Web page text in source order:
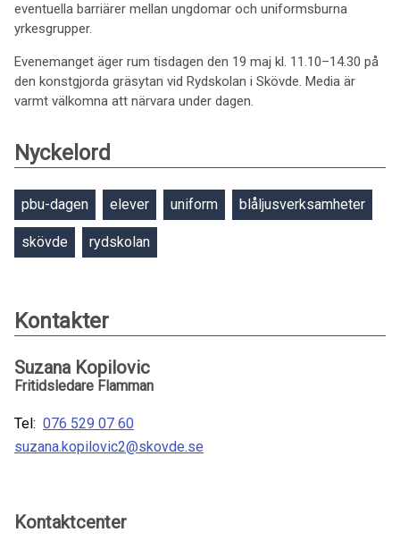
eventuella barriärer mellan ungdomar och uniformsburna
yrkesgrupper.
Evenemanget äger rum tisdagen den 19 maj kl. 11.10–14.30 på
den konstgjorda gräsytan vid Rydskolan i Skövde. Media är
varmt välkomna att närvara under dagen.
Nyckelord
pbu-dagen elever uniform blåljusverksamheter
skövde rydskolan
Kontakter
Suzana Kopilovic
Fritidsledare Flamman
Tel: 076 529 07 60
suzana.kopilovic2@skovde.se
Kontaktcenter